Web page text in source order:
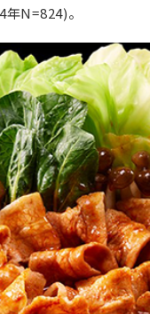
N=824)。